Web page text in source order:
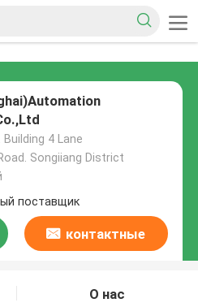
Building 4 Lane
Songiiang District
поставщик
контактные
О нас